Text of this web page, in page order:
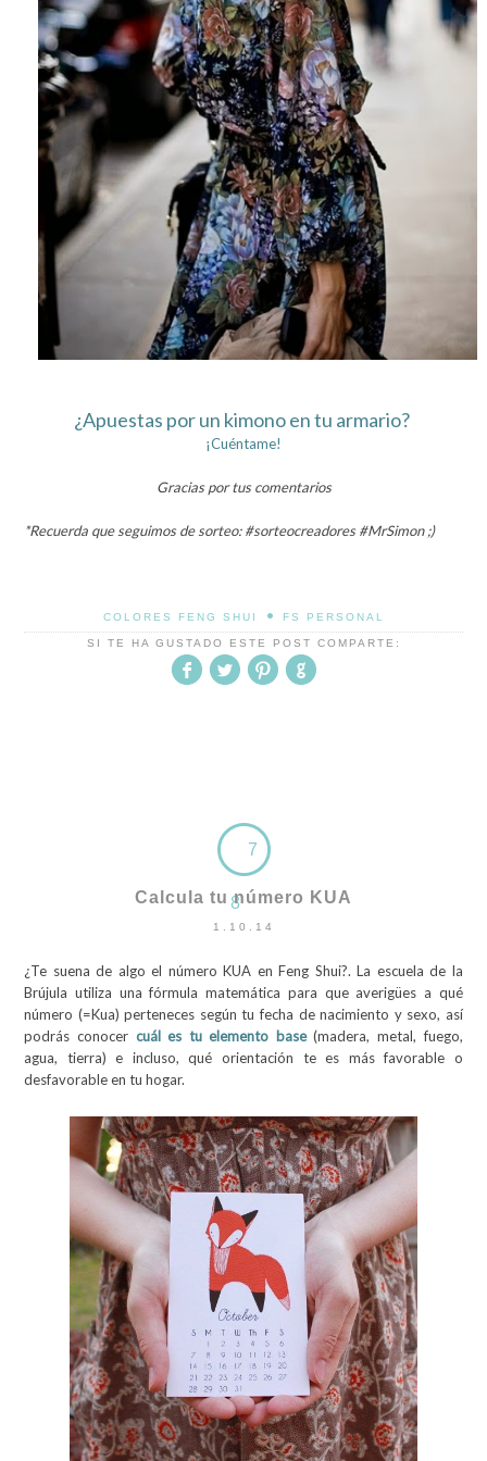
¿Apuestas por un kimono en tu armario?
¡Cuéntame!
Gracias por tus comentarios
*Recuerda que seguimos desorteo: #sorteocreadores #MrSimon ;)
COLORES FENG SHUI • FS PERSONAL
SI TE HA GUSTADO ESTE POST COMPARTE:
7
8
Calcula tu número KUA
1.10.14
¿Te suena de algo el número KUA en Feng Shui?. La escuela de la
Brújula utiliza una fórmula matemática para que averigües a qué
número (=Kua) perteneces según tu fecha de nacimiento y sexo, así
podrás conocer cuál es tu elemento base(madera, metal, fuego,
agua, tierra) e incluso, qué orientación te es más favorable o
desfavorable en tu hogar.